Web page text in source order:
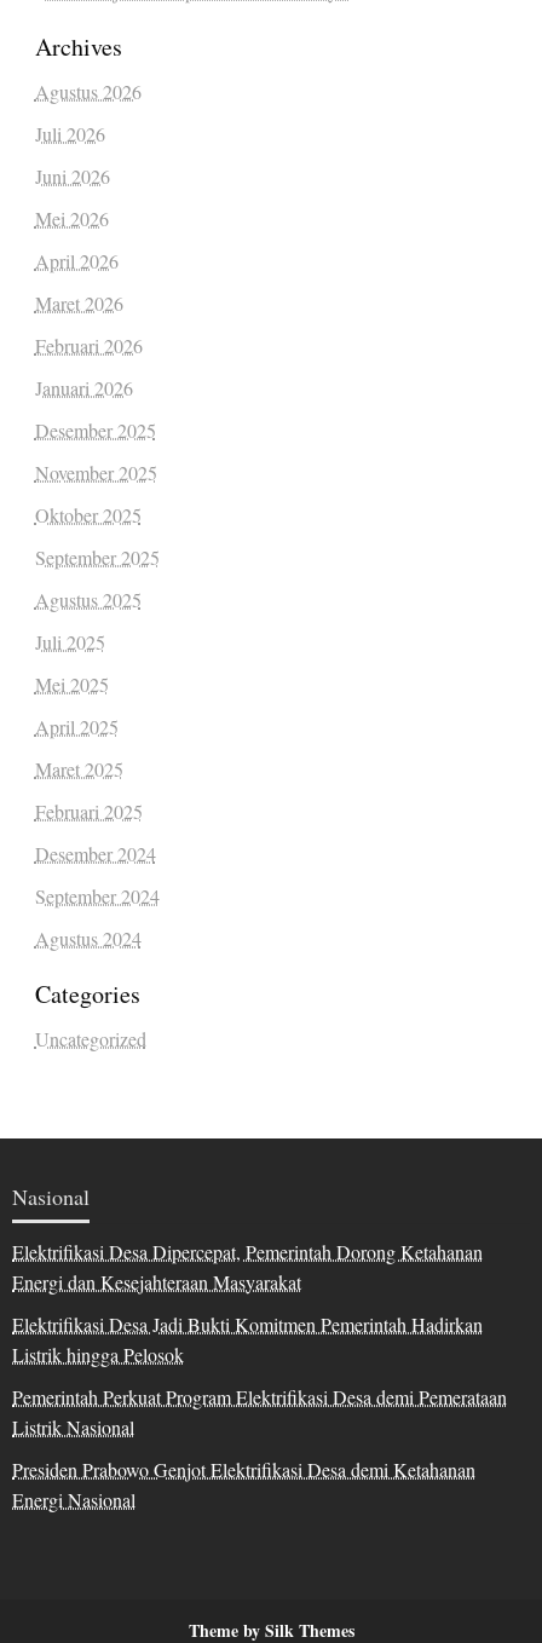
Archives
Agustus 2026
Juli 2026
Juni 2026
Mei 2026
April 2026
Maret 2026
Februari 2026
Januari 2026
Desember 2025
November 2025
Oktober 2025
September 2025
Agustus 2025
Juli 2025
Mei 2025
April 2025
Maret 2025
Februari 2025
Desember 2024
September 2024
Agustus 2024
Categories
Uncategorized
Nasional
Elektrifikasi Desa Dipercepat, Pemerintah Dorong Ketahanan
Energi dan Kesejahteraan Masyarakat
Elektrifikasi Desa Jadi Bukti Komitmen Pemerintah Hadirkan
Listrik hingga Pelosok
Pemerintah Perkuat Program Elektrifikasi Desa demi Pemerataan
Listrik Nasional
Presiden Prabowo Genjot Elektrifikasi Desa demi Ketahanan
Energi Nasional
Theme by Silk Themes